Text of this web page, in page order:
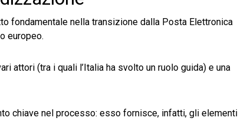
fondamentale nella transizione dalla Posta Elettronica
europeo.
attori (tra i quali l’Italia ha svolto un ruolo guida) e una
chiave nel processo: esso fornisce, infatti, gli elementi